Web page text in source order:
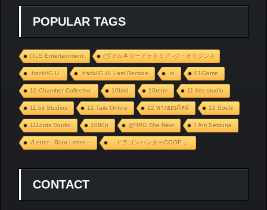
POPULAR TAGS
(TLS Entertainment (ヴァルキリーアナトミア ‐ジ・オリジン‐)
.hack//G.U. .hack//G.U. Last Recode .io 01Game
10 Chamber Collective 10bird 10tons 11 bits studio
11 bit Studios 12 Tails Online 12 หางออนไลน์ 13 Souls
111dots Studio 1080p @RPG The Next ‘I Am Setsuna
√Letter - Root Letter – 「ドラゴンハンターCOOP 」
CONTACT